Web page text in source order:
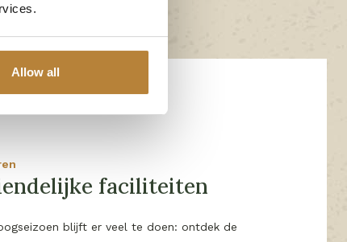
Allow all
faciliteiten
blijft er veel te doen: ontdek de